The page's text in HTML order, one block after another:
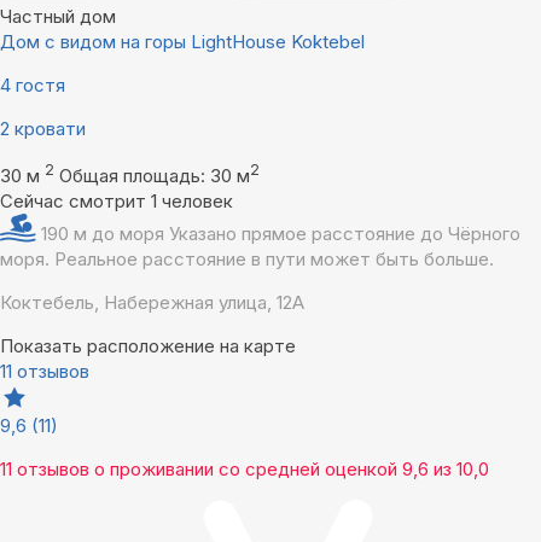
Частный дом
Дом с видом на горы LightHouse Koktebel
4 гостя
2 кровати
30 м 2 Общая площадь: 30 м2
Сейчас смотрит 1 человек
190 м до моря Указано прямое расстояние до Чёрного
моря. Реальное расстояние в пути может быть больше.
Коктебель, Набережная улица, 12А
Показать расположение на карте
11 отзывов
9,6 (11)
11 отзывов о проживании со средней оценкой 9,6 из 10,0